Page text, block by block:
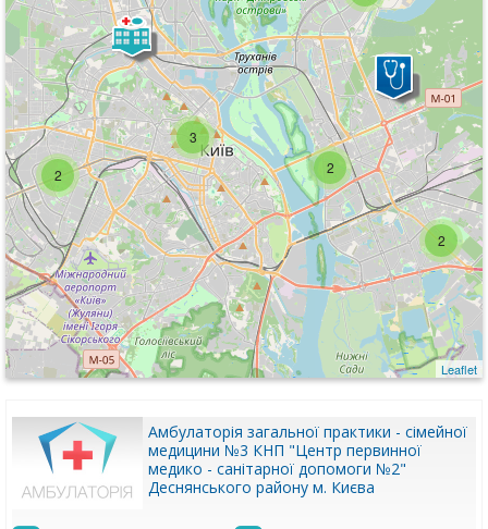
2
3
2
2
Leaflet
Амбулаторія загальної практики - сімейної
медицини №3 КНП "Центр первинної
медико - санітарної допомоги №2"
Деснянського району м. Києва